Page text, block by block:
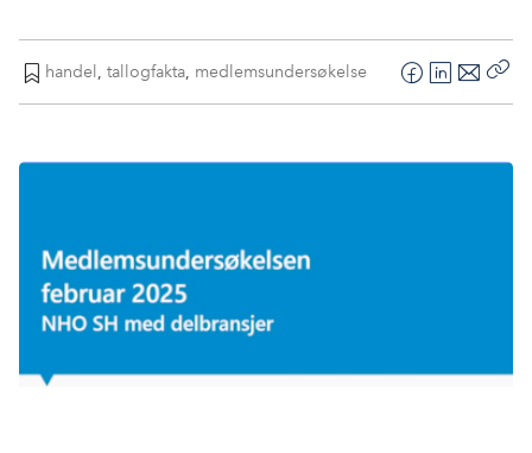
handel , tallogfakta, medlemsundersøkelse
F
e
L
k
E
o